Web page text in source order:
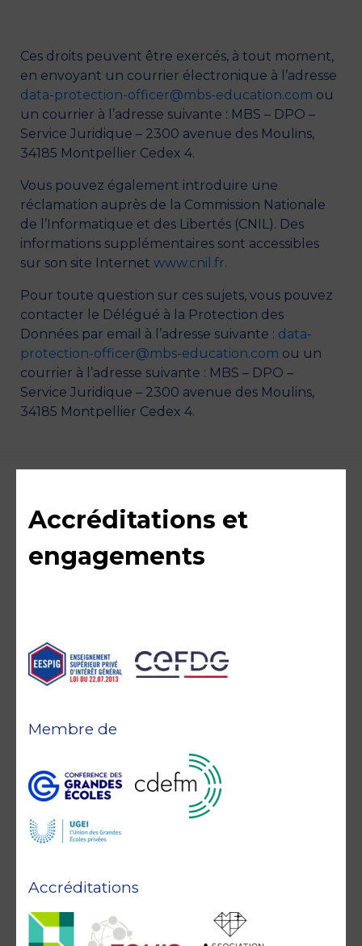
Ces droits peuvent être exercés, à tout moment,
en envoyant un courrier électronique à l’adresse
data-protection-officer@mbs-education.com ou
un courrier à l’adresse suivante : MBS – DPO –
Service Juridique – 2300 avenue des Moulins,
34185 Montpellier Cedex 4.
Vous pouvez également introduire une
réclamation auprès de la Commission Nationale
de l’Informatique et des Libertés (CNIL). Des
informations supplémentaires sont accessibles
sur son site Internet www.cnil.fr.
Pour toute question sur ces sujets, vous pouvez
contacter le Délégué à la Protection des
Données par email à l’adresse suivante : data-
protection-officer@mbs-education.com ou un
courrier à l’adresse suivante : MBS – DPO –
Service Juridique – 2300 avenue des Moulins,
34185 Montpellier Cedex 4.
Accréditations et
engagements
Accréditations
Membre de